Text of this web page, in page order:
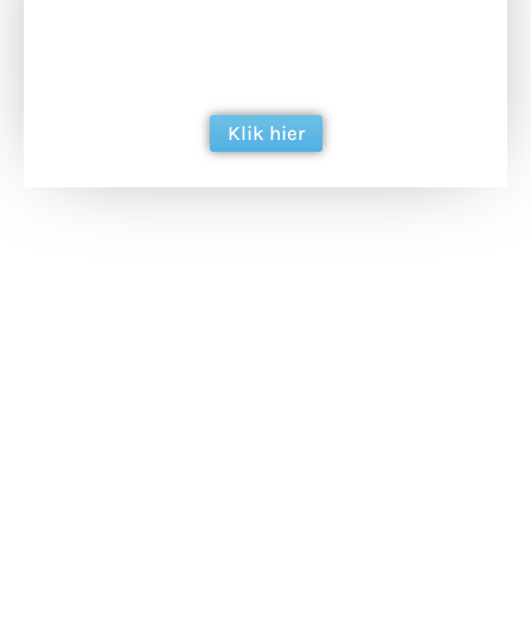
Klik hier